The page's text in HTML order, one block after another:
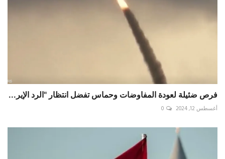
فرص ضئيلة لعودة المفاوضات وحماس تفضل انتظار "الرد الإير...
أغسطس 12, 2024 0